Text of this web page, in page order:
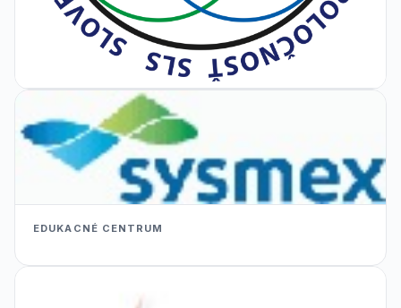
EDUKACNÉ CENTRUM